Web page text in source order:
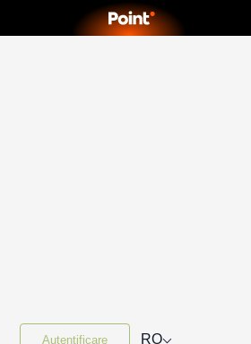
Autentificare RO⌵